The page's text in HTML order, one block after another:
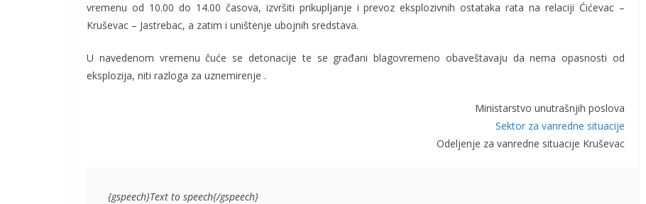
vremenu od 10.00 do 14.00 časova, izvršiti prikupljanje i prevoz eksplozivnih ostataka rata na relaciji Ćićevac –
Kruševac – Jastrebac, a zatim i uništenje ubojnih sredstava.
U navedenom vremenu čuće se detonacije te se građani blagovremeno obaveštavaju da nema opasnosti od
eksplozija, niti razloga za uznemirenje .
Ministarstvo unutrašnjih poslova
Sektor za vanredne situacije
Odeljenje za vanredne situacije Kruševac
{gspeech}Text to speech{/gspeech}